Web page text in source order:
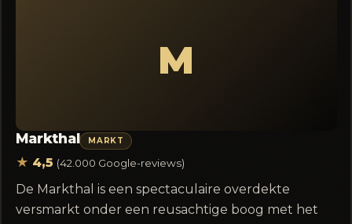
M
Markthal MARKT
★ 4,5 (42.000 Google-reviews)
De Markthal is een spectaculaire overdekte
versmarkt onder een reusachtige boog met het